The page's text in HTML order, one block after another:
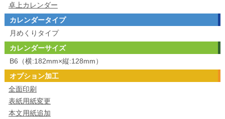
卓上カレンダー
カレンダータイプ
月めくりタイプ
カレンダーサイズ
B6（横:182mm×縦:128mm）
オプション加工
全面印刷
表紙用紙変更
本文用紙追加